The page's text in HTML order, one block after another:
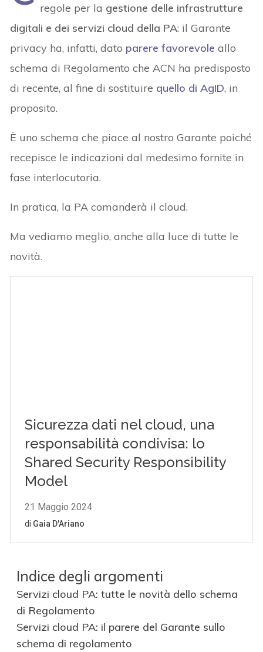
regole per la gestione delle infrastrutture
digitali e dei servizi cloud della PA: il Garante
privacy ha, infatti, dato parere favorevole allo
schema di Regolamento che ACN ha predisposto
di recente, al fine di sostituire quello di AgID, in
proposito.
È uno schema che piace al nostro Garante poiché
recepisce le indicazioni dal medesimo fornite in
fase interlocutoria.
In pratica, la PA comanderà il cloud.
Ma vediamo meglio, anche alla luce di tutte le
novità.
Indice degli argomenti
Servizi cloud PA: tutte le novità dello schema
di Regolamento
Servizi cloud PA: il parere del Garante sullo
schema di regolamento